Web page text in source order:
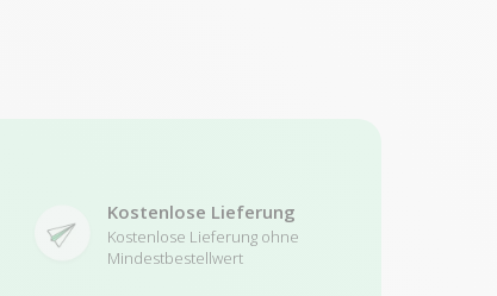
Kostenlose Lieferung
Kostenlose Lieferung ohne
Mindestbestellwert